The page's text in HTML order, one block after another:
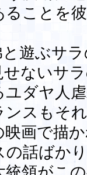
ことを
遊ぶサ
ないサ
ダヤ人
スもそ
画で描
話ばか